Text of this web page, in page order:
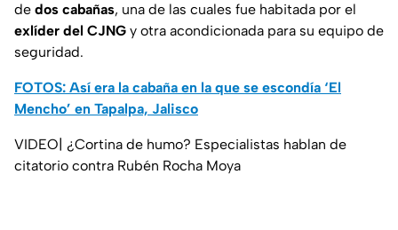
de dos cabañas, una de las cuales fue habitada por el
exlíder del CJNG y otra acondicionada para su equipo de
seguridad.
FOTOS: Así era la cabaña en la que se escondía ‘El
Mencho’ en Tapalpa, Jalisco
VIDEO| ¿Cortina de humo? Especialistas hablan de
citatorio contra Rubén Rocha Moya